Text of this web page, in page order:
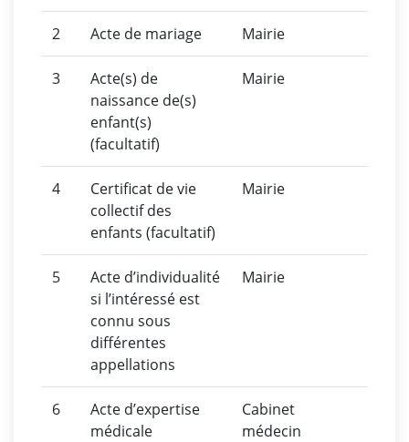
2 Acte de mariage Mairie
3
Acte(s) de
naissance de(s)
enfant(s)
(facultatif)
Mairie
4
Certificat de vie
collectif des
enfants (facultatif)
Mairie
5
Acte d’individualité
si l’intéressé est
connu sous
différentes
appellations
Mairie
6
Acte d’expertise
médicale
Cabinet
médecin